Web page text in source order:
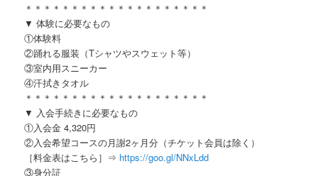
＊＊＊＊＊＊＊＊＊＊＊＊＊＊＊＊＊＊＊＊
▼ 体験に必要なもの
①体験料
②踊れる服装（Tシャツやスウェット等）
③室内用スニーカー
④汗拭きタオル
＊＊＊＊＊＊＊＊＊＊＊＊＊＊＊＊＊＊＊＊
▼ 入会手続きに必要なもの
①入会金 4,320円
②入会希望コースの月謝2ヶ月分（チケット会員は除く）
［料金表はこちら］⇒ https://goo.gl/NNxLdd
③身分証